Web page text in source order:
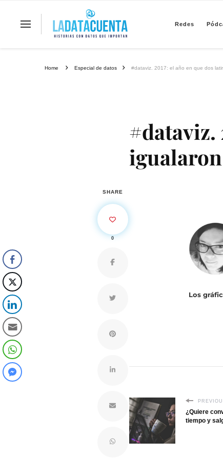
La Data Cuenta es una plataforma
Redes
Home Especial de datos #dataviz. 2017: el año en que dos
#dataviz.
SHARE
0
Los
¿Quiere
tiempo y